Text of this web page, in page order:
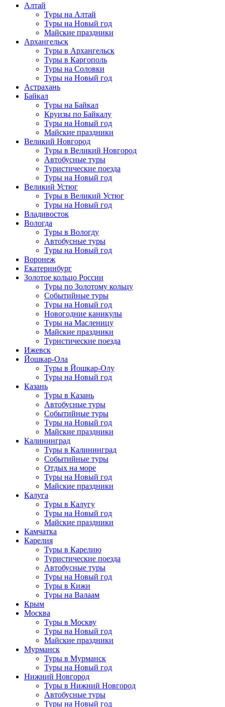
Алтай
Туры на Алтай
Туры на Новый год
Майские праздники
Архангельск
Туры в Архангельск
Туры в Каргополь
Туры на Соловки
Туры на Новый год
Астрахань
Байкал
Туры на Байкал
Круизы по Байкалу
Туры на Новый год
Майские праздники
Великий Новгород
Туры в Великий Новгород
Автобусные туры
Туристические поезда
Туры на Новый год
Великий Устюг
Туры в Великий Устюг
Туры на Новый год
Владивосток
Вологда
Туры в Вологду
Автобусные туры
Туры на Новый год
Воронеж
Екатеринбург
Золотое кольцо России
Туры по Золотому кольцу
Событийные туры
Туры на Новый год
Новогодние каникулы
Туры на Масленицу
Майские праздники
Туристические поезда
Ижевск
Йошкар-Ола
Туры в Йошкар-Олу
Туры на Новый год
Казань
Туры в Казань
Автобусные туры
Событийные туры
Туры на Новый год
Майские праздники
Калининград
Туры в Калининград
Событийные туры
Отдых на море
Туры на Новый год
Майские праздники
Калуга
Туры в Калугу
Туры на Новый год
Майские праздники
Камчатка
Карелия
Туры в Карелию
Туристические поезда
Автобусные туры
Туры на Новый год
Туры в Кижи
Туры на Валаам
Крым
Москва
Туры в Москву
Туры на Новый год
Майские праздники
Мурманск
Туры в Мурманск
Туры на Новый год
Нижний Новгород
Туры в Нижний Новгород
Автобусные туры
Туры на Новый год